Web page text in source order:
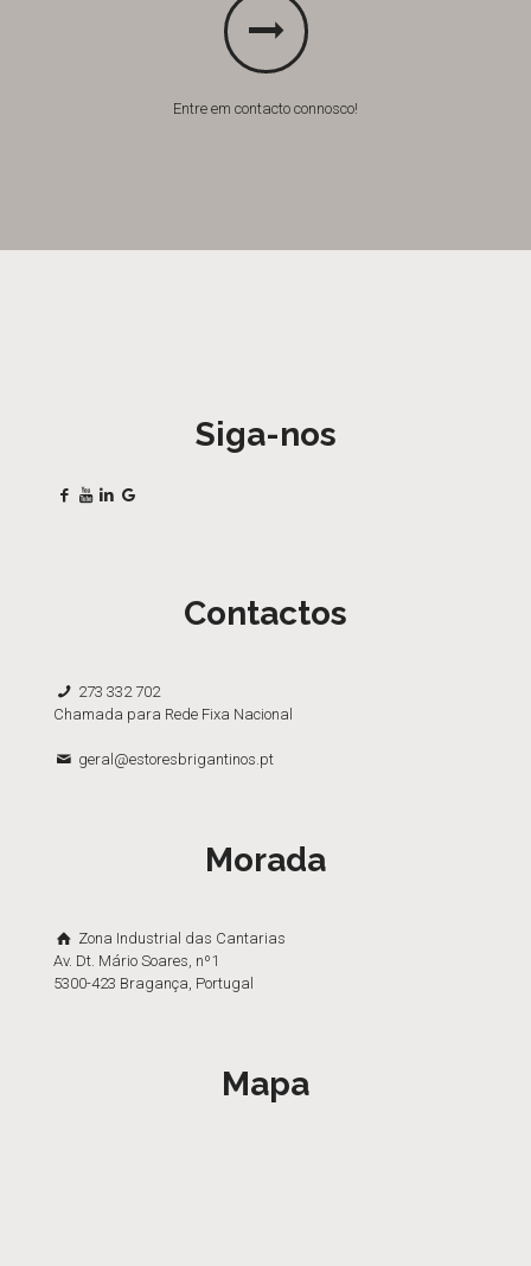
Entre em contacto connosco!
Siga-nos
Contactos
273 332 702
Chamada para Rede Fixa Nacional
geral@estoresbrigantinos.pt
Morada
Zona Industrial das Cantarias
Av. Dt. Mário Soares, nº1
5300-423 Bragança, Portugal
Mapa